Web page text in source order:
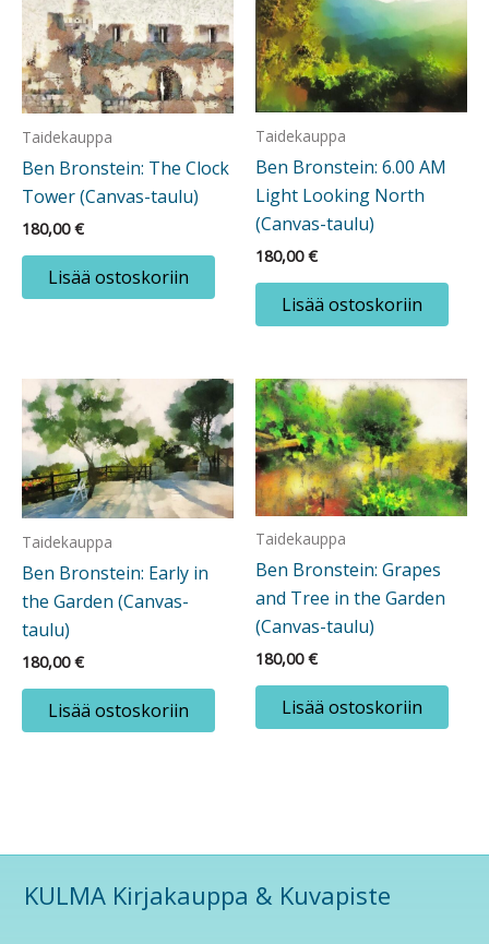
Taidekauppa
Ben Bronstein: The Clock
Tower (Canvas-taulu)
180,00€
Lisää ostoskoriin
Taidekauppa
Ben Bronstein: 6.00 AM
Light Looking North
(Canvas-taulu)
180,00€
Lisää ostoskoriin
Taidekauppa
Ben Bronstein: Early in
the Garden (Canvas-
taulu)
180,00€
Lisää ostoskoriin
Taidekauppa
Ben Bronstein: Grapes
and Tree in the Garden
(Canvas-taulu)
180,00€
Lisää ostoskoriin
KULMA Kirjakauppa & Kuvapiste